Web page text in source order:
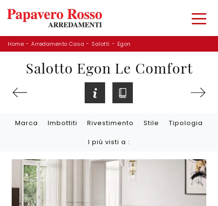
Home - Arredamento Casa - Salotti - Egon
Salotto Egon Le Comfort
Marca Imbottiti Rivestimento Stile Tipologia
I più visti a :